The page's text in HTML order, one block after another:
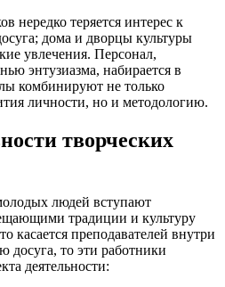
нередко теряется интерес к
дома и дворцы культуры
увлечения. Персонал,
энтузиазма, набирается в
комбинируют не только
личности, но и методологию.
творческих
людей вступают
традиции и культуру
касается преподавателей внутри
досуга, то эти работники
деятельности: